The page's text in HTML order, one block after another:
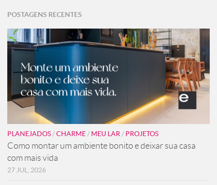
POSTAGENS RECENTES
PLANEJADOS /CHARME / MEU LAR / PROJETOS
Como montar um ambiente bonito e deixar sua casa
com mais vida
27 JUL, 2026